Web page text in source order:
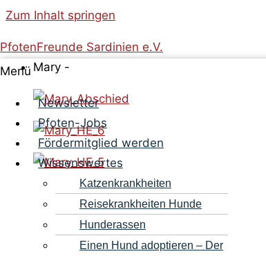
Zum Inhalt springen
PfotenFreunde Sardinien e.V.
Menü
Newsletter
Pfoten-Jobs
Fördermitglied werden
Wissenswertes
Katzenkrankheiten
Reisekrankheiten Hunde
Hunderassen
Einen Hund adoptieren – Der
Mary -